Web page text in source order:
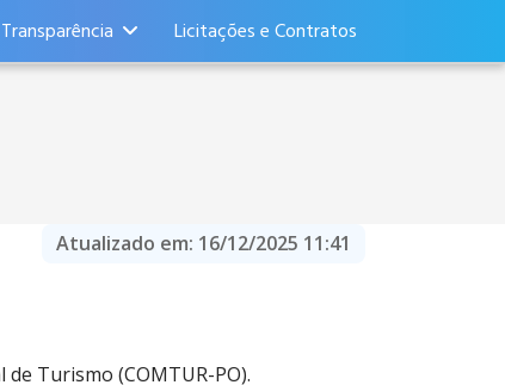
Transparência Licitações e Contratos
Atualizado em: 16/12/2025 11:41
Turismo (COMTUR-PO).